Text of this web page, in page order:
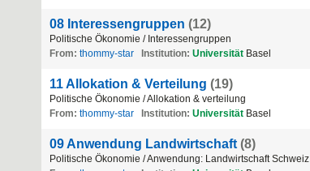
08 Interessengruppen (12)
Politische Ökonomie / Interessengruppen
From: thommy-star Institution: Universität Basel
11 Allokation & Verteilung (19)
Politische Ökonomie / Allokation & verteilung
From: thommy-star Institution: Universität Basel
09 Anwendung Landwirtschaft (8)
Politische Ökonomie / Anwendung: Landwirtschaft Schweiz